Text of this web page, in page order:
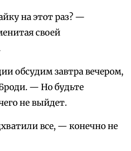
на этот раз? —
своей
обсудим завтра вечером,
— Но будьте
не выйдет.
все, — конечно не